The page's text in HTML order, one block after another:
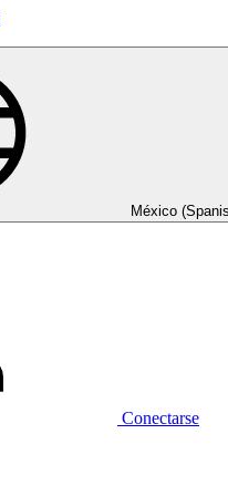
México
Conectarse